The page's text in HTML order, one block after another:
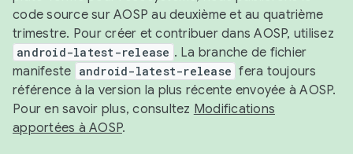
code source sur AOSP au deuxième et au quatrième
trimestre. Pour créer et contribuer dans AOSP, utilisez
android-latest-release . La branche de fichier
manifeste android-latest-release fera toujours
référence à la version la plus récente envoyée à AOSP.
Pour en savoir plus, consultez Modifications
apportées à AOSP.